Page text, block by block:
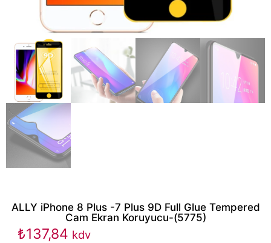
ALLY iPhone 8 Plus -7 Plus 9D Full Glue Tempered
Cam Ekran Koruyucu-(5775)
₺137,84 kdv